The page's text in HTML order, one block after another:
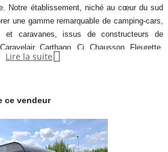
Notre établissement, niché au cœur du sud
une gamme remarquable de camping-cars,
et caravanes, issus de constructeurs de
Carthago, Ci, Chausson, Fleurette,
Pour l'entretien ou la réparation de votre
Lire la suite 
ce vendeur